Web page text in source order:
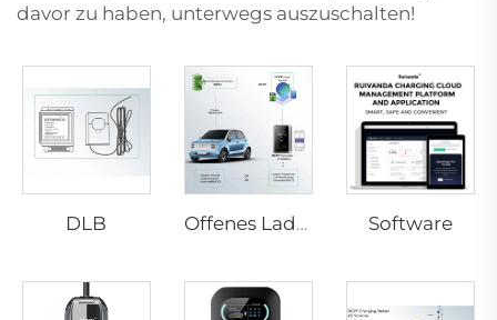
davor zu haben, unterwegs auszuschalten!
DLB Offenes Ladepunktprotokoll Software